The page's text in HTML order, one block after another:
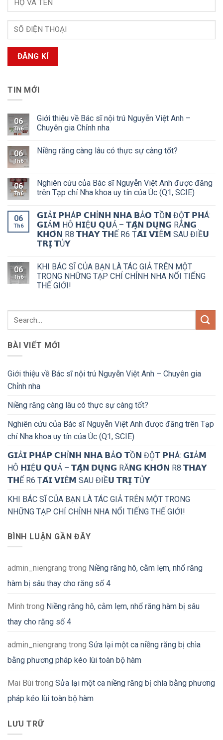
TIN MỚI
06
Th6
Giới thiệu về Bác sĩ nội trú Nguyễn Việt Anh –
Chuyên gia Chỉnh nha
06
Th6
Niềng răng càng lâu có thực sự càng tốt?
06
Th6
Nghiên cứu của Bác sĩ Nguyễn Việt Anh được đăng
trên Tạp chí Nha khoa uy tín của Úc (Q1, SCIE)
06
Th6
𝗚𝗜Ả𝗜 𝗣𝗛Á𝗣 𝗖𝗛Ỉ𝗡𝗛 𝗡𝗛𝗔 𝗕Ả𝗢 𝗧Ồ𝗡 ĐỘ̣𝗧 𝗣𝗛Á:
𝗚𝗜Ả𝗠 HÔ 𝗛𝗜Ệ𝗨 𝗤𝗨Ả – 𝗧𝗔̣̂𝗡 𝗗𝗨̣𝗡𝗚 RĂ𝗡𝗚
𝗞𝗛𝗢̂𝗡 R8 𝗧𝗛𝗔𝗬 𝗧𝗛Ế R6 Ṭ𝗔́𝗜 𝗩𝗜Ê𝗠 SAU ĐIỀ𝗨
𝗧𝗥𝗜̣ 𝗧Ủ𝗬
06
Th6
KHI BÁC SĨ CỦA BẠN LÀ TÁC GIẢ TRÊN MỘT
TRONG NHỮNG TẠP CHÍ CHỈNH NHA NỔI TIẾNG
THẾ GIỚI!
BÀI VIẾT MỚI
Giới thiệu về Bác sĩ nội trú Nguyễn Việt Anh – Chuyên gia
Chỉnh nha
Niềng răng càng lâu có thực sự càng tốt?
Nghiên cứu của Bác sĩ Nguyễn Việt Anh được đăng trên Tạp
chí Nha khoa uy tín của Úc (Q1, SCIE)
𝗚𝗜Ả𝗜 𝗣𝗛Á𝗣 𝗖𝗛Ỉ𝗡𝗛 𝗡𝗛𝗔 𝗕Ả𝗢 𝗧Ồ𝗡 ĐỘ̣𝗧 𝗣𝗛Á: 𝗚𝗜Ả𝗠
HÔ 𝗛𝗜Ệ𝗨 𝗤𝗨Ả – 𝗧𝗔̣̂𝗡 𝗗𝗨̣𝗡𝗚 RĂ𝗡𝗚 𝗞𝗛𝗢̂𝗡 R8 𝗧𝗛𝗔𝗬
𝗧𝗛Ế R6 Ṭ𝗔́𝗜 𝗩𝗜Ê𝗠 SAU ĐIỀ𝗨 𝗧𝗥𝗜̣ 𝗧Ủ𝗬
KHI BÁC SĨ CỦA BẠN LÀ TÁC GIẢ TRÊN MỘT TRONG
NHỮNG TẠP CHÍ CHỈNH NHA NỔI TIẾNG THẾ GIỚI!
BÌNH LUẬN GẦN ĐÂY
admin_niengrang trong Niềng răng hô, cằm lẹm, nhổ răng
hàm bị sâu thay cho răng số 4
Minh trong Niềng răng hô, cằm lẹm, nhổ răng hàm bị sâu
thay cho răng số 4
admin_niengrang trong Sửa lại một ca niềng răng bị chìa
bằng phương pháp kéo lùi toàn bộ hàm
Mai Bùi trong Sửa lại một ca niềng răng bị chìa bằng phương
pháp kéo lùi toàn bộ hàm
LƯU TRỮ